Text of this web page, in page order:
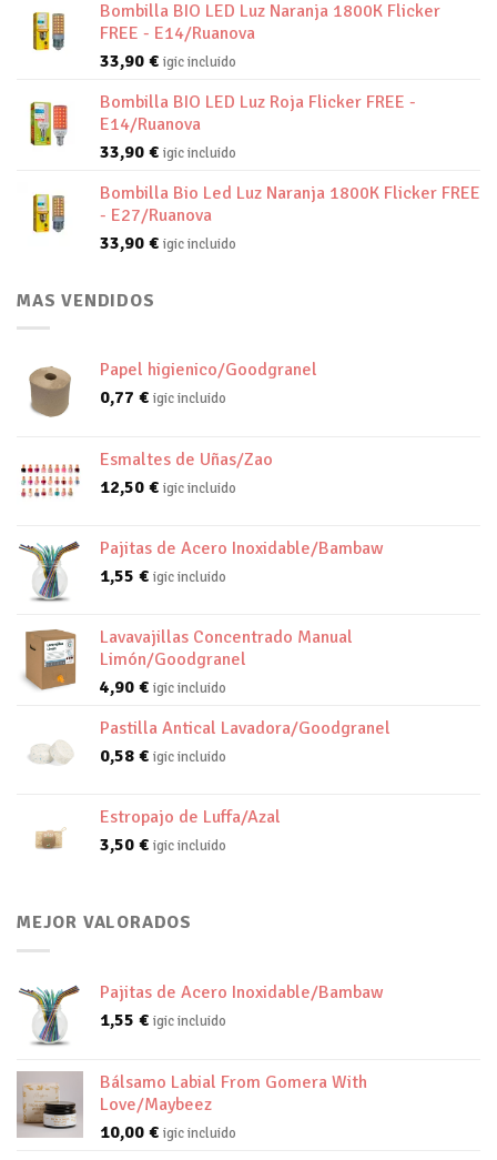
Bombilla BIO LED Luz Naranja 1800K Flicker
FREE - E14/Ruanova
33,90 € igic incluido
Bombilla BIO LED Luz Roja Flicker FREE -
E14/Ruanova
33,90 € igic incluido
Bombilla Bio Led Luz Naranja 1800K Flicker FREE
- E27/Ruanova
33,90 € igic incluido
MAS VENDIDOS
Papel higienico/Goodgranel
0,77 € igic incluido
Esmaltes de Uñas/Zao
12,50 € igic incluido
Pajitas de Acero Inoxidable/Bambaw
1,55 € igic incluido
Lavavajillas Concentrado Manual
Limón/Goodgranel
4,90 € igic incluido
Pastilla Antical Lavadora/Goodgranel
0,58 € igic incluido
Estropajo de Luffa/Azal
3,50 € igic incluido
MEJOR VALORADOS
Pajitas de Acero Inoxidable/Bambaw
1,55 € igic incluido
Bálsamo Labial From Gomera With
Love/Maybeez
10,00 € igic incluido